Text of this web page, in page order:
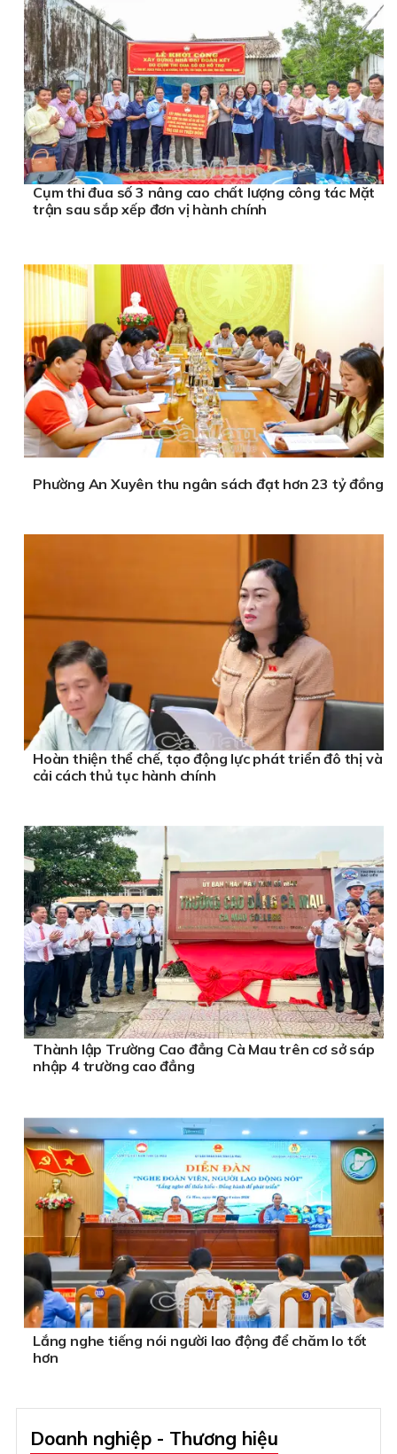
Cụm thi đua số 3 nâng cao chất lượng công tác Mặt
trận sau sắp xếp đơn vị hành chính
Phường An Xuyên thu ngân sách đạt hơn 23 tỷ đồng
Hoàn thiện thể chế, tạo động lực phát triển đô thị và
cải cách thủ tục hành chính
Thành lập Trường Cao đẳng Cà Mau trên cơ sở sáp
nhập 4 trường cao đẳng
Lắng nghe tiếng nói người lao động để chăm lo tốt
hơn
Doanh nghiệp - Thương hiệu